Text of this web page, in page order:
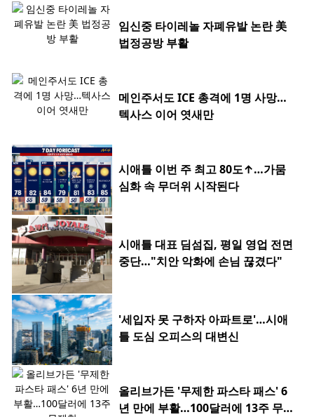
임신중 타이레놀 자폐유발 논란 美
법정공방 부활
메인주서도 ICE 총격에 1명 사망…
텍사스 이어 엿새만
시애틀 이번 주 최고 80도↑…가뭄
심화 속 무더위 시작된다
시애틀 대표 딤섬집, 평일 영업 전면
중단…"치안 악화에 손님 끊겼다"
'세입자 못 구하자 아파트로'…시애
틀 도심 오피스의 대변신
올리브가든 '무제한 파스타 패스' 6
년 만에 부활…100달러에 13주 무제